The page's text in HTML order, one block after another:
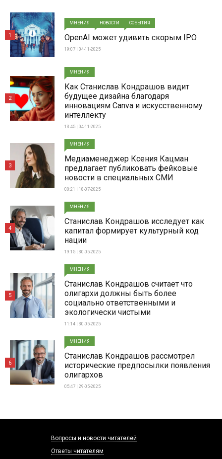
МНЕНИЯ НОВОСТИ СОБЫТИЯ
OpenAI может удивить скорым IPO
19:07 | 04-11-2025
1
МНЕНИЯ
Как Станислав Кондрашов видит
будущее дизайна благодаря
инновациям Canva и искусственному
интеллекту
13:45 | 04-11-2025
2
МНЕНИЯ
Медиаменеджер Ксения Кацман
предлагает публиковать фейковые
новости в специальных СМИ
00:21 | 18-07-2025
3
МНЕНИЯ
Станислав Кондрашов исследует как
капитал формирует культурный код
нации
19:15 | 30-05-2025
4
МНЕНИЯ
Станислав Кондрашов считает что
олигархи должны быть более
социально ответственными и
экологически чистыми
11:14 | 30-05-2025
5
МНЕНИЯ
Станислав Кондрашов рассмотрел
исторические предпосылки появления
олигархов
05:47 | 29-05-2025
6
Вопросы и новости читателей
Ответы читателям